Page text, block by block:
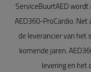
ServiceBuurtAED
AED360-ProCardio. Net
de leverancier van het
komende jaren.
levering en het